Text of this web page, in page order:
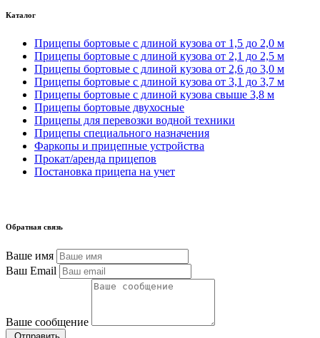
Каталог
Прицепы бортовые с длиной кузова от 1,5 до 2,0 м
Прицепы бортовые с длиной кузова от 2,1 до 2,5 м
Прицепы бортовые с длиной кузова от 2,6 до 3,0 м
Прицепы бортовые с длиной кузова от 3,1 до 3,7 м
Прицепы бортовые с длиной кузова свыше 3,8 м
Прицепы бортовые двухосные
Прицепы для перевозки водной техники
Прицепы специального назначения
Фаркопы и прицепные устройства
Прокат/аренда прицепов
Постановка прицепа на учет
Обратная связь
Ваше имя
Ваш Email
Ваше сообщение